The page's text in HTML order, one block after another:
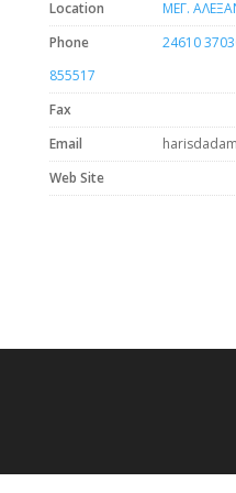
Location
ΜΕΓ.
Phone
24610
855517
Fax
Email
Web Site